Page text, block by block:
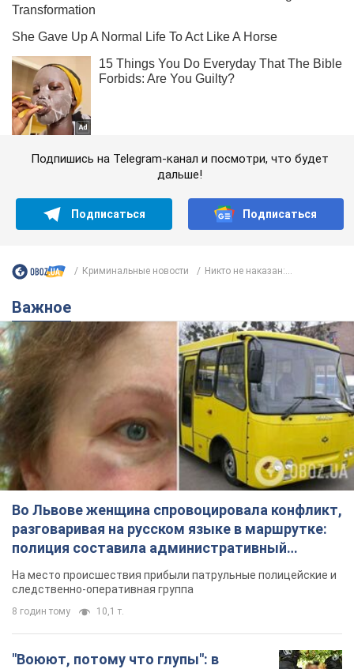
Подпишись на Telegram-канал и посмотри, что будет
дальше!
Подписаться Подписаться
Криминальные новости Никто не наказан:...
Важное
Во Львове женщина спровоцировала конфликт,
разговаривая на русском языке в маршрутке:
полиция составила административный
протокол. Видео
На место происшествия прибыли патрульные полицейские и
следственно-оперативная группа
8 годин тому 10,1 т.
"Воюют, потому что глупы": в